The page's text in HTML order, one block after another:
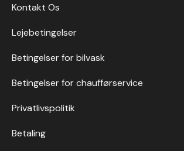
Kontakt Os
Lejebetingelser
Betingelser for bilvask
Betingelser for chaufførservice
Privatlivspolitik
Betaling